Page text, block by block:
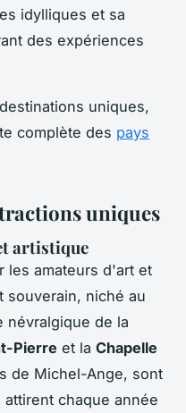
idylliques et sa
des expériences
uniques,
complète des pays
uniques
artistique
les amateurs d'art et
souverain, niché au
de la
Pierre et la Chapelle
de Michel-Ange, sont
chaque année